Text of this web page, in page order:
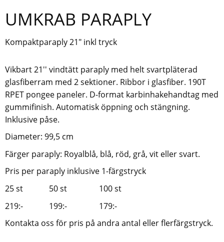
UMKRAB PARAPLY
Kompaktparaply 21" inkl tryck
Vikbart 21'' vindtätt paraply med helt svartpläterad
glasfiberram med 2 sektioner. Ribbor i glasfiber. 190T
RPET pongee paneler. D-format karbinhakehandtag med
gummifinish. Automatisk öppning och stängning.
Inklusive påse.
Diameter: 99,5 cm
Färger paraply: Royalblå, blå, röd, grå, vit eller svart.
Pris per paraply inklusive 1-färgstryck
25 st 50 st 100 st
219:- 199:- 179:-
Kontakta oss för pris på andra antal eller flerfärgstryck.